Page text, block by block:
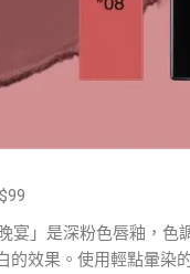
宴」是深粉色唇釉，色
的效果。使用輕點暈染